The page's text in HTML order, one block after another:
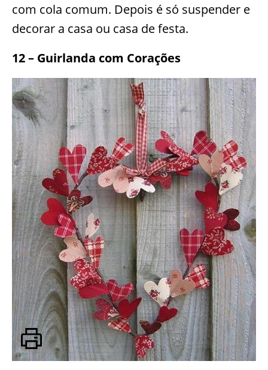
com cola comum. Depois é só suspender e
decorar a casa ou casa de festa.
12 – Guirlanda com Corações